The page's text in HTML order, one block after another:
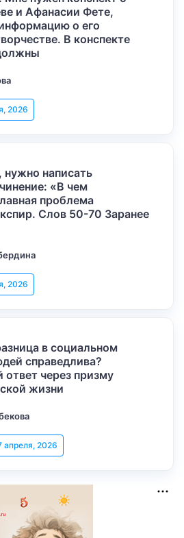
и Афанасии Фете,
о его
В конспекте
2026
нужно написать
«В чем
проблема
Слов 50-70 Заранее
2026
в социальном
справедлива?
ответ через призму
жизни
апреля, 2026